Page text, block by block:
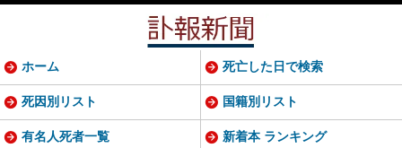
ホーム 死亡した日で検索
死因別リスト 国籍別リスト
有名人死者一覧 新着本 ランキング